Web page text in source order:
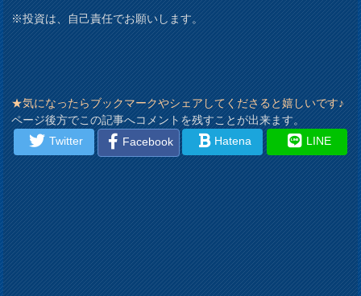
※投資は、自己責任でお願いします。
★気になったらブックマークやシェアしてくださると嬉しいです♪
ページ後方でこの記事へコメントを残すことが出来ます。
Twitter
Facebook Hatena LINE